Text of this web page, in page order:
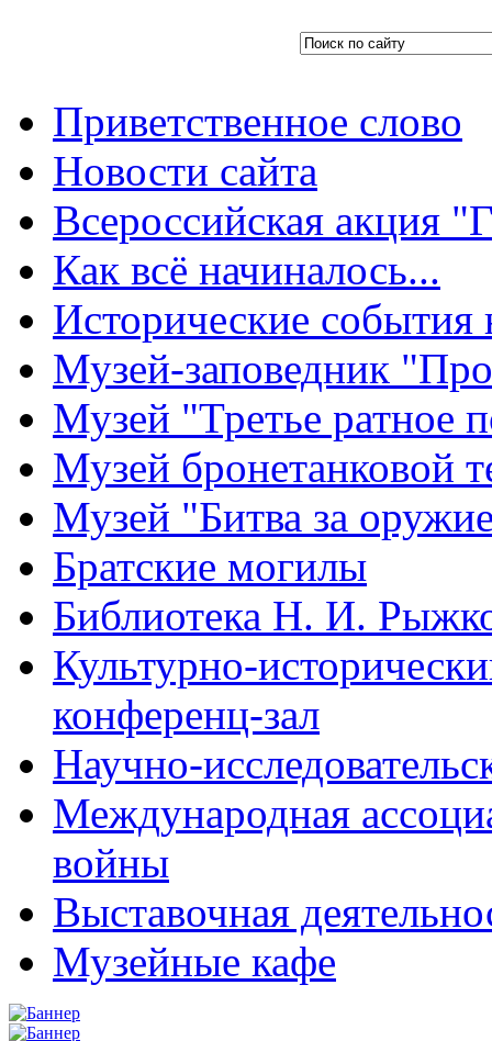
Приветственное слово
Новости сайта
Всероссийская акция
Как всё начиналось...
Исторические
Музей-заповедник
Музей "Третье ратное
Музей бронетанковой
Музей "Битва за
Братские могилы
Библиотека Н. И.
Культурно-
конференц-зал
Научно-
Международная
войны
Выставочная
Музейные кафе